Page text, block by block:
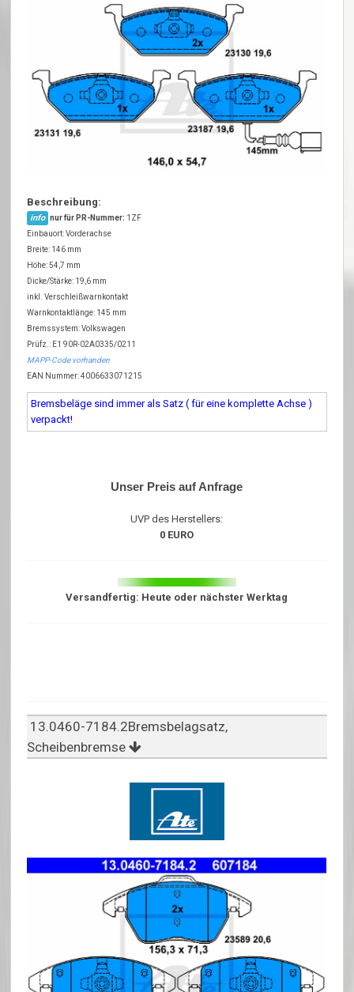
Beschreibung:
info nur für PR-Nummer: 1ZF
Einbauort: Vorderachse
Breite: 146 mm
Höhe: 54,7 mm
Dicke/Stärke: 19,6 mm
inkl. Verschleißwarnkontakt
Warnkontaktlänge: 145 mm
Bremssystem: Volkswagen
Prüfz.: E1 90R-02A0335/0211
MAPP-Code vorhanden
EAN Nummer: 4006633071215
Bremsbeläge sind immer als Satz ( für eine komplette Achse )
verpackt!
Unser Preis auf Anfrage
UVP des Herstellers:
0 EURO
Versandfertig: Heute oder nächster Werktag
13.0460-7184.2Bremsbelagsatz,
Scheibenbremse